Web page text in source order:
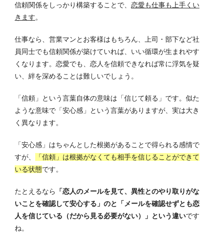
信頼関係をしっかり構築することで、 恋愛も仕事も上手くい
きます。
仕事なら、営業マンとお客様はもちろん、上司・部下など社
員同士でも信頼関係が築けていれば、いい循環が生まれやす
くなります。 恋愛でも、恋人を信頼できなれば常に浮気を疑
い、絆を深めることは難しいでしょう。
「信頼」という言葉自体の意味は「信じて頼る」です。 似た
ような意味で「安心感」という言葉がありますが、実は大き
く異なります。
「安心感」はちゃんとした根拠があることで得られる感情で
すが、
「信頼」は根拠がなくても相手を信じることができて
いる状態です。
たとえるなら
「恋人のメールを見て、異性とのやり取りがな
いことを確認して安心する」のと「メールを確認せずとも恋
人を信じている（だから見る必要がない）」という違いです
ね。